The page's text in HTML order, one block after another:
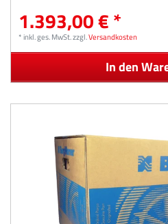
1.393,00 € *
*inkl. ges. MwSt.zzgl.Versandkosten
In den